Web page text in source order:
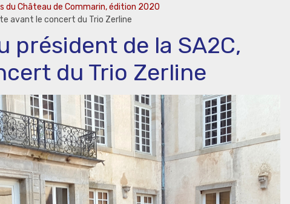
du Château de Commarin, édition 2020
avant le concert du Trio Zerline
président de la SA2C,
du Trio Zerline